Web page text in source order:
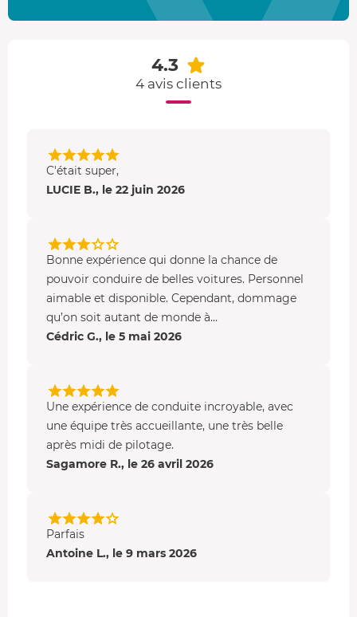
Ferrari F8 Tributo: V8 biturbo de 720 ch, 340 km/h,
à 100 km/h en 3,2 s
Le Circuit de Nevers Magny-Cours
2,5 km et offre un tracé aussi technique que plaisant.
Entre épingles serrées, chicanes précises et courbes
rapides, il mettra à l’épreuve votre sens de la trajectoire
mètres
, vous pourrez libérer toute la puissance des
véhicules pour un maximum d’adrénaline !
4.3
4 avis clients
C'était super,
LUCIE B., le 22 juin 2026
Bonne expérience qui donne la chance de
pouvoir conduire de belles voitures. Personnel
aimable et disponible. Cependant, dommage
qu’on soit autant de monde à...
Cédric G., le 5 mai 2026
Une expérience de conduite incroyable, avec
une équipe très accueillante, une très belle
après midi de pilotage.
Sagamore R., le 26 avril 2026
Parfais
Antoine L., le 9 mars 2026